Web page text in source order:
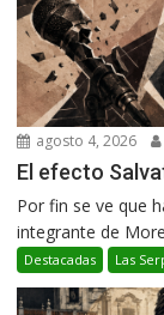
agosto 4, 2026
El efecto
Por fin se ve que
integrante de
Destacadas Las